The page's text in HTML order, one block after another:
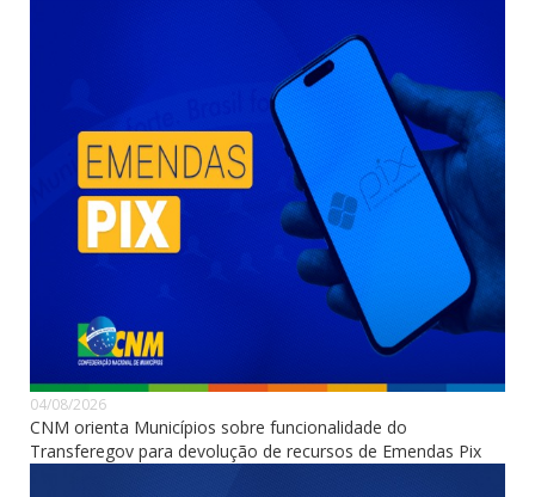
04/08/2026
CNM orienta Municípios sobre funcionalidade do
Transferegov para devolução de recursos de Emendas Pix